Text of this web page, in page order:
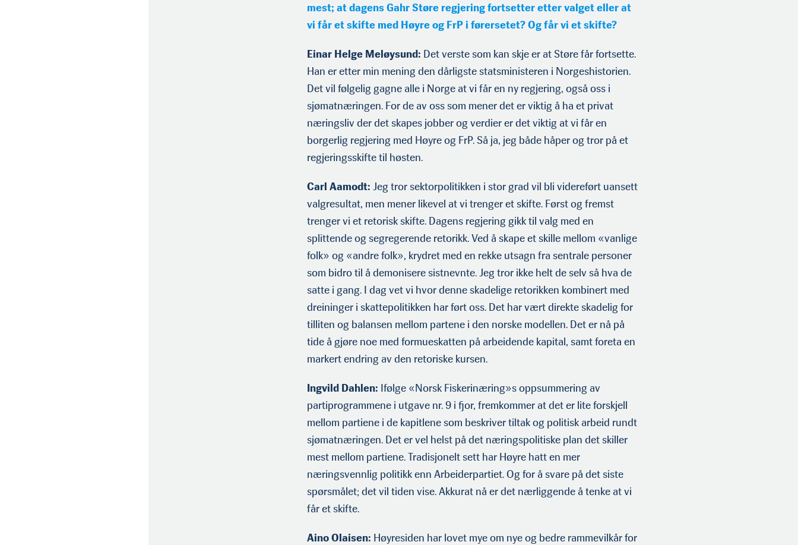
mest; at dagens Gahr Støre regjering fortsetter etter valget eller at
vi får et skifte med Høyre og FrP i førersetet? Og får vi et skifte?
Einar Helge Meløysund: Det verste som kan skje er at Støre får fortsette.
Han er etter min mening den dårligste statsministeren i Norgeshistorien.
Det vil følgelig gagne alle i Norge at vi får en ny regjering, også oss i
sjømatnæringen. For de av oss som mener det er viktig å ha et privat
næringsliv der det skapes jobber og verdier er det viktig at vi får en
borgerlig regjering med Høyre og FrP. Så ja, jeg både håper og tror på et
regjeringsskifte til høsten.
Carl Aamodt: Jeg tror sektorpolitikken i stor grad vil bli videreført uansett
valgresultat, men mener likevel at vi trenger et skifte. Først og fremst
trenger vi et retorisk skifte. Dagens regjering gikk til valg med en
splittende og segregerende retorikk. Ved å skape et skille mellom «vanlige
folk» og «andre folk», krydret med en rekke utsagn fra sentrale personer
som bidro til å demonisere sistnevnte. Jeg tror ikke helt de selv så hva de
satte i gang. I dag vet vi hvor denne skadelige retorikken kombinert med
dreininger i skattepolitikken har ført oss. Det har vært direkte skadelig for
tilliten og balansen mellom partene i den norske modellen. Det er nå på
tide å gjøre noe med formueskatten på arbeidende kapital, samt foreta en
markert endring av den retoriske kursen.
Ingvild Dahlen: Ifølge «Norsk Fiskerinæring»s oppsummering av
partiprogrammene i utgave nr. 9 i fjor, fremkommer at det er lite forskjell
mellom partiene i de kapitlene som beskriver tiltak og politisk arbeid rundt
sjømatnæringen. Det er vel helst på det næringspolitiske plan det skiller
mest mellom partiene. Tradisjonelt sett har Høyre hatt en mer
næringsvennlig politikk enn Arbeiderpartiet. Og for å svare på det siste
spørsmålet; det vil tiden vise. Akkurat nå er det nærliggende å tenke at vi
får et skifte.
Aino Olaisen: Høyresiden har lovet mye om nye og bedre rammevilkår for